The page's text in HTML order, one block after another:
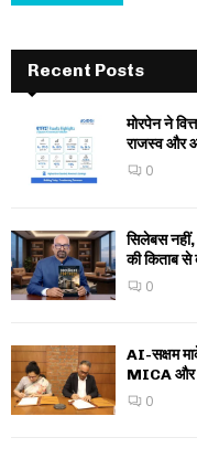
Recent Posts
मोरपेन ने
राजस्व और
0
सिलेबस नहीं,
की किताब से
0
AI-सक्षम
MICA और
0